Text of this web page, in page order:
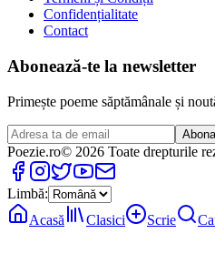
Confidențialitate
Contact
Abonează-te la newsletter
Primește poeme săptămânale și
Poezie.ro© 2026 Toate drepturile
Limbă:
Acasă
Clasici Scrie